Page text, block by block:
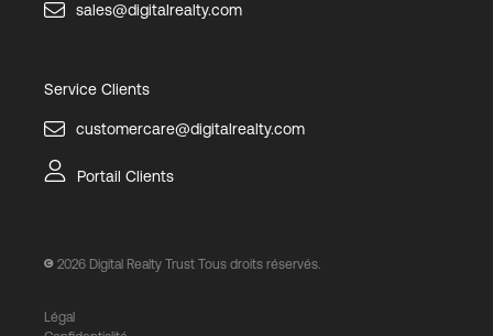
sales@digitalrealty.com
Service Clients
customercare@digitalrealty.com
Portail Clients
2026 Digital Realty Trust Tous droits réservés.
Légal